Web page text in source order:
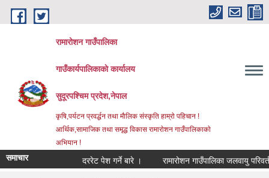
Skip to main content
रामारोशन गाउँपालिका
गाउँकार्यपालिकाकाे कार्यालय
सुदूरपश्चिम प्रदेश,नेपाल
कृषि,पर्यटन प्रवर्द्धन तथा माैलिक संस्कृति हाम्राे पहिचान !
आर्थिक,सामाजिक तथा समृद्ध विकास रामाराेशन गाउँपालिकाकाे
अभियान !
समाचार दररेट पेश गर्ने बारे । रामारोशन गाउँपालिका जलवायु